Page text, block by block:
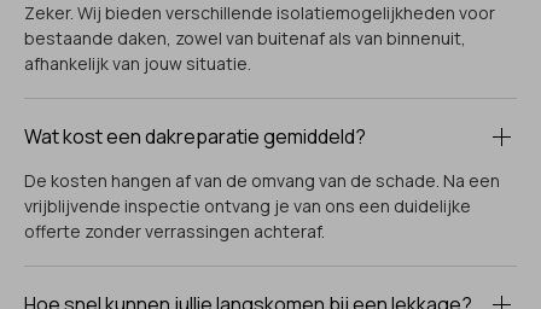
Zeker. Wij bieden verschillende isolatiemogelijkheden voor
bestaande daken, zowel van buitenaf als van binnenuit,
afhankelijk van jouw situatie.
Wat kost een dakreparatie gemiddeld?
De kosten hangen af van de omvang van de schade. Na een
vrijblijvende inspectie ontvang je van ons een duidelijke
offerte zonder verrassingen achteraf.